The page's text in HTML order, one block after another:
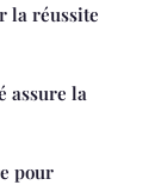
la réussite
assure la
pour